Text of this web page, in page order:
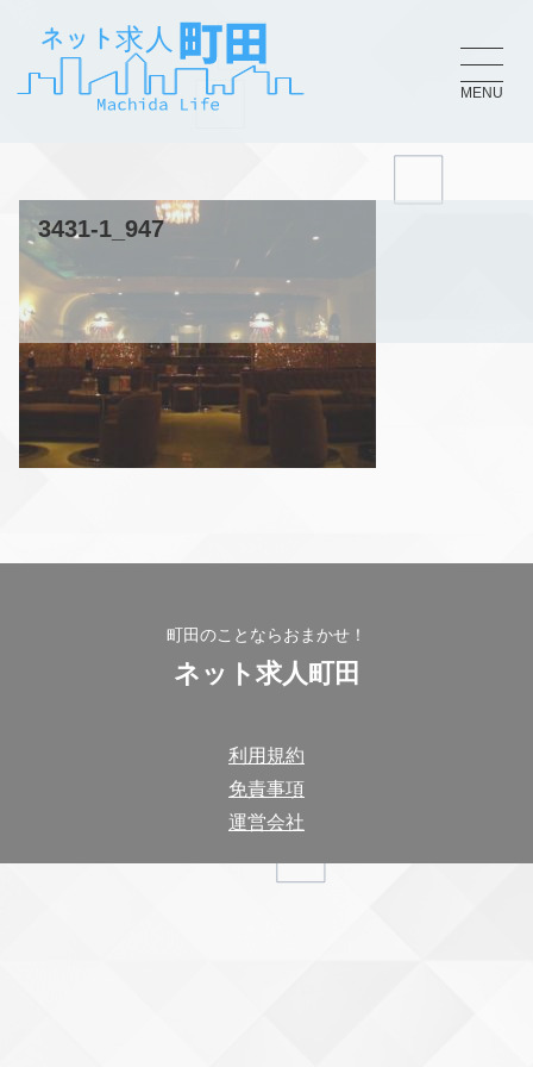
MENU
3431-1_947
町田のことならおまかせ！
ネット求人町田
利用規約
免責事項
運営会社